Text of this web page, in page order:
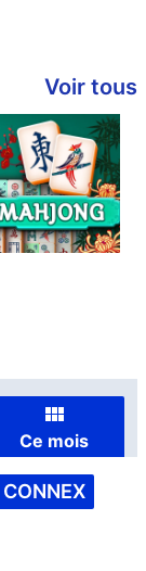
Voir tous
Ce mois
CONNEX